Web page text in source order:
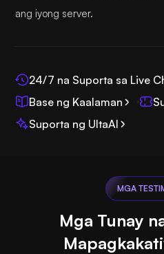
ang iyong server.
24/7 na Suporta sa Live
Base ng Kaalaman
Suporta ng UltaAI
MGA
Mga Tunay